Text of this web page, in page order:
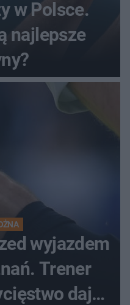
w Polsce.
najlepsze
wyjazdem
Trener
daje